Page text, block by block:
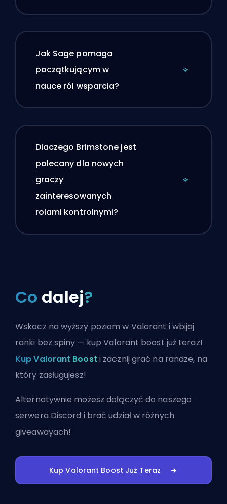
Jak Sage pomaga
początkującym w
nauce ról wsparcia?
Dlaczego Brimstone jest
polecany dla nowych
graczy
zainteresowanych
rolami kontrolnymi?
Co dalej?
Wskocz na wyższy poziom w Valorant i wbijaj
ranki bez spiny — kup Valorant boost już teraz!
Kup Valorant Boost i zacznij grać na randze, na
który zasługujesz!
Alternatywnie możeszdołączyć do naszego
serwera Discord i brać udział w różnych
giveawayach!
Kup Valorant Boost Już Teraz